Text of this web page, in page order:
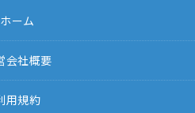
ホーム
会社概要
用規約